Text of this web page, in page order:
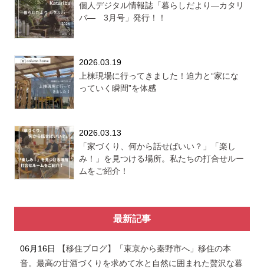
個人デジタル情報誌「暮らしだより―カタリ
バ― 3月号」発行！！
2026.03.19
上棟現場に行ってきました！迫力と“家にな
っていく瞬間”を体感
2026.03.13
「家づくり、何から話せばいい？」「楽し
み！」を見つける場所。私たちの打合せルー
ムをご紹介！
最新記事
06月16日
【移住ブログ】「東京から秦野市へ」移住の本
音。最高の甘酒づくりを求めて水と自然に囲まれた贅沢な暮